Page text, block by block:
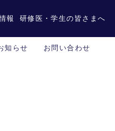
報 研修医・学生の皆さまへ
知らせ お問い合わせ